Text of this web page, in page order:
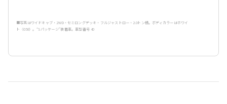
■写真はワイドキャブ・2WD・セミロングデッキ・フルジャストロー・2.0トン積。ボディカラーはホワイ
ト〈058〉。“Sパッケージ”装着車。車型番号 40